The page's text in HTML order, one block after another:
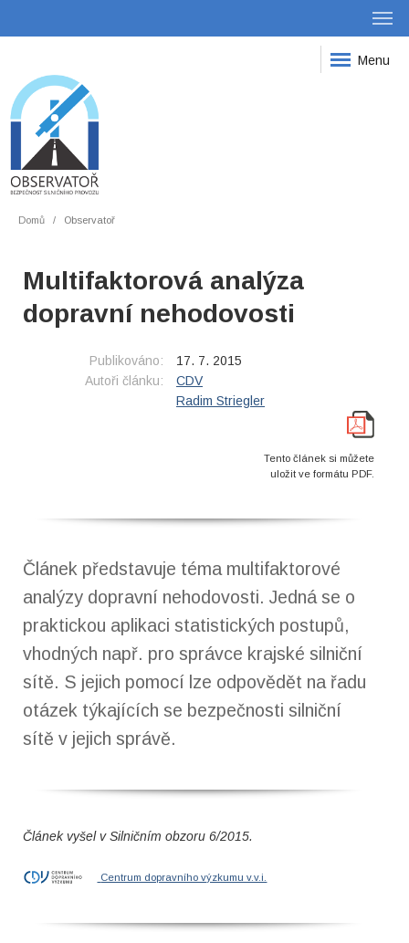
Menu
Domů Observatoř
Multifaktorová analýza
dopravní nehodovosti
Publikováno:
17. 7. 2015
Autoři článku:
CDV
Radim Striegler
Tento článek si můžete
uložit ve formátu PDF.
Článek představuje téma multifaktorové
analýzy dopravní nehodovosti. Jedná se o
praktickou aplikaci statistických postupů,
vhodných např. pro správce krajské silniční
sítě. S jejich pomocí lze odpovědět na řadu
otázek týkajících se bezpečnosti silniční
sítě v jejich správě.
Článek vyšel v Silničním obzoru 6/2015.
Centrum dopravního výzkumu v.v.i.